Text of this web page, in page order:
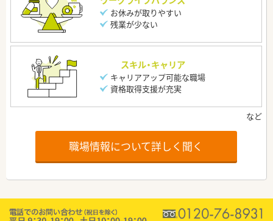
お休みが取りやすい
残業が少ない
スキル・キャリア
キャリアアップ可能な職場
資格取得支援が充実
職場情報について詳しく聞く